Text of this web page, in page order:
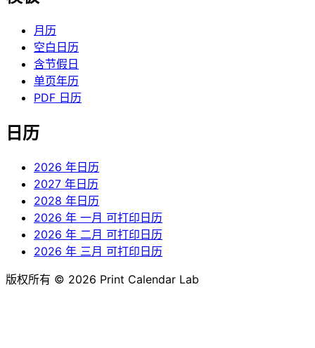
月历
空白日历
含节假日
单页年历
PDF 日历
日历
2026 年日历
2027 年日历
2028 年日历
2026 年 一月 可打印日历
2026 年 二月 可打印日历
2026 年 三月 可打印日历
版权所有 © 2026 Print Calendar Lab